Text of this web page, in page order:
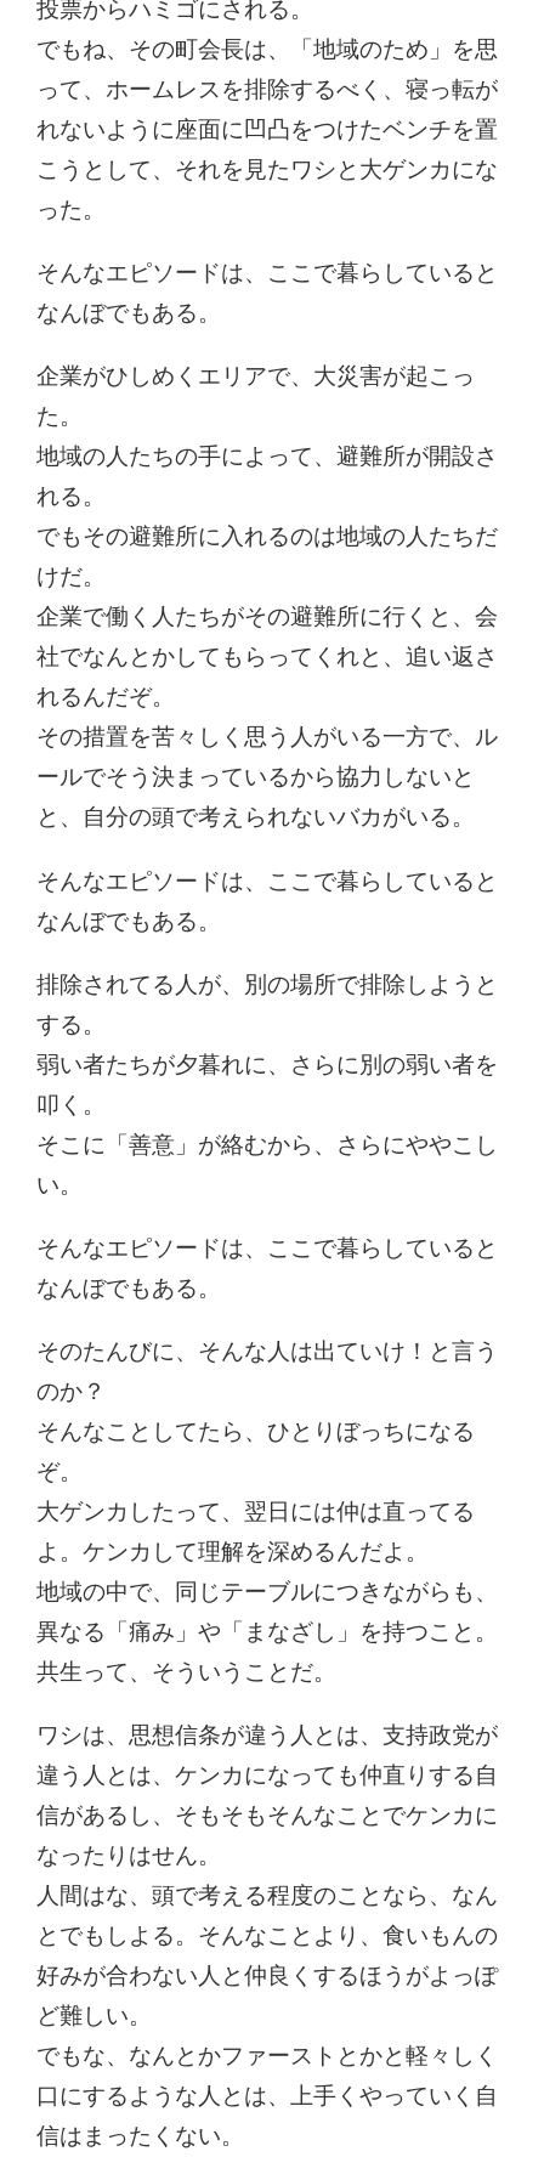
投票からハミゴにされる。
でもね、その町会長は、「地域のため」を思
って、ホームレスを排除するべく、寝っ転が
れないように座面に凹凸をつけたベンチを置
こうとして、それを見たワシと大ゲンカにな
った。
そんなエピソードは、ここで暮らしていると
なんぼでもある。
企業がひしめくエリアで、大災害が起こっ
た。
地域の人たちの手によって、避難所が開設さ
れる。
でもその避難所に入れるのは地域の人たちだ
けだ。
企業で働く人たちがその避難所に行くと、会
社でなんとかしてもらってくれと、追い返さ
れるんだぞ。
その措置を苦々しく思う人がいる一方で、ル
ールでそう決まっているから協力しないと
と、自分の頭で考えられないバカがいる。
そんなエピソードは、ここで暮らしていると
なんぼでもある。
排除されてる人が、別の場所で排除しようと
する。
弱い者たちが夕暮れに、さらに別の弱い者を
叩く。
そこに「善意」が絡むから、さらにややこし
い。
そんなエピソードは、ここで暮らしていると
なんぼでもある。
そのたんびに、そんな人は出ていけ！と言う
のか？
そんなことしてたら、ひとりぼっちになる
ぞ。
大ゲンカしたって、翌日には仲は直ってる
よ。ケンカして理解を深めるんだよ。
地域の中で、同じテーブルにつきながらも、
異なる「痛み」や「まなざし」を持つこと。
共生って、そういうことだ。
ワシは、思想信条が違う人とは、支持政党が
違う人とは、ケンカになっても仲直りする自
信があるし、そもそもそんなことでケンカに
なったりはせん。
人間はな、頭で考える程度のことなら、なん
とでもしよる。そんなことより、食いもんの
好みが合わない人と仲良くするほうがよっぽ
ど難しい。
でもな、なんとかファーストとかと軽々しく
口にするような人とは、上手くやっていく自
信はまったくない。